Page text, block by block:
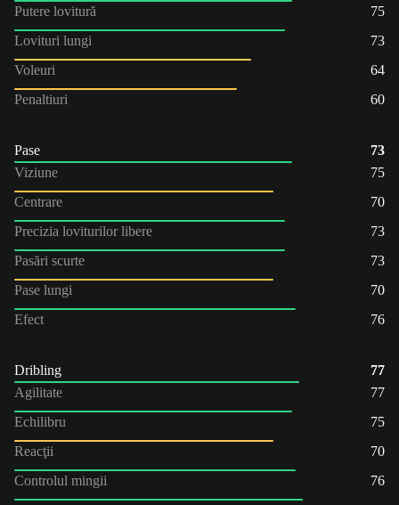
Putere lovitură
75
Lovituri lungi
73
Voleuri
64
Penaltiuri
60
Pase
73
Viziune
75
Centrare
70
Precizia loviturilor libere
73
Pasări scurte
73
Pase lungi
70
Efect
76
Dribling
77
Agilitate
77
Echilibru
75
Reacţii
70
Controlul mingii
76